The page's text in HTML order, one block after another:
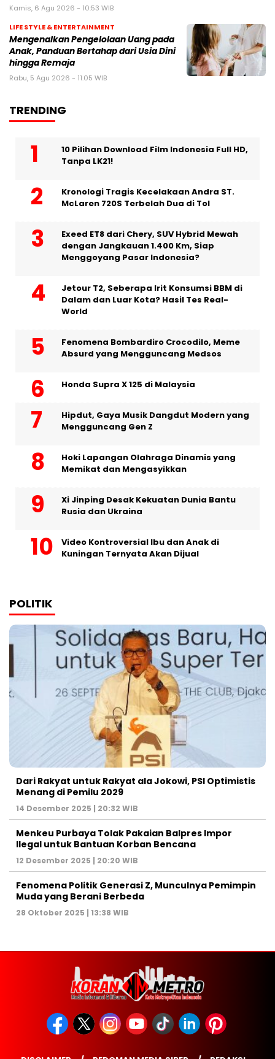
Kamis, 6 Agu 2026 - 10:53 WIB
LIFE STYLE & ENTERTAINMENT
Mengenalkan Pengelolaan Uang pada
Anak, Panduan Bertahap dari Usia Dini
hingga Remaja
Rabu, 5 Agu 2026 - 11:05 WIB
TRENDING
10 Pilihan Download Film Indonesia Full HD,
Tanpa LK21!
Kronologi Tragis Kecelakaan Andra ST.
McLaren 720S Terbelah Dua di Tol
Exeed ET8 dari Chery, SUV Hybrid Mewah
dengan Jangkauan 1.400 Km, Siap
Menggoyang Pasar Indonesia?
Jetour T2, Seberapa Irit Konsumsi BBM di
Dalam dan Luar Kota? Hasil Tes Real-
World
Fenomena Bombardiro Crocodilo, Meme
Absurd yang Mengguncang Medsos
Honda Supra X 125 di Malaysia
Hipdut, Gaya Musik Dangdut Modern yang
Mengguncang Gen Z
Hoki Lapangan Olahraga Dinamis yang
Memikat dan Mengasyikkan
Xi Jinping Desak Kekuatan Dunia Bantu
Rusia dan Ukraina
Video Kontroversial Ibu dan Anak di
Kuningan Ternyata Akan Dijual
POLITIK
Dari Rakyat untuk Rakyat ala Jokowi, PSI Optimistis
Menang di Pemilu 2029
14 Desember 2025 | 20:32 WIB
Menkeu Purbaya Tolak Pakaian Balpres Impor
Ilegal untuk Bantuan Korban Bencana
12 Desember 2025 | 20:20 WIB
Fenomena Politik Generasi Z, Munculnya Pemimpin
Muda yang Berani Berbeda
28 Oktober 2025 | 13:38 WIB